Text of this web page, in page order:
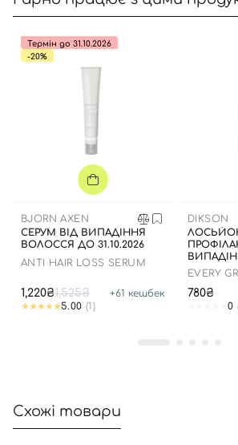
Термін до 31.10.2026
-20%
BJORN AXEN
СЕРУМ ВІД ВИПАДІННЯ
ВОЛОССЯ ДО 31.10.2026
ANTI HAIR LOSS SERUM
1,220₴1,525₴ +61 кешбек
5.00 (1)
DIKSON
EVERY
780₴
0
Схожі товари
Номер телефону
Відправляючи форму для авторизації/
приймаєте умовиУгоди користувача
Далі